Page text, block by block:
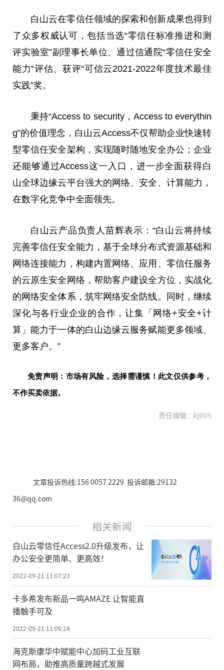
白山云在零信任领域的探索和创新成果也得到
了众多权威认可，包括当选“零信任标准推进和测
评实验室”副理事长单位、通过信通院“零信任安全
能力”评估、获评“可信云2021-2022年度技术最佳
实践”奖。
秉持“Access to security，Access to everythin
g”的价值理念，白山云Access不仅帮助企业快速转
型零信任安全架构，实现随时随地安全办公；企业
还能够通过Access这一入口，进一步全面获得白
山全球边缘云平台强大的网络、安全、计算能力，
在数字化竞争中全面领先。
白山云产品负责人苗辉表示：“白山云将持续
完善零信任安全能力，基于全球分布式资源基础和
网络连接能力，构建内置网络、应用、零信任服务
的云原生安全网络，帮助客户建设全方位，实战化
的网络安全体系，筑牢网络安全防线。同时，继续
深化与各行业企业的合作，让集「网络+安全+计
算」能力于一体的白山边缘云服务赋能更多领域、
更多客户。”
免责声明：市场有风险，选择需谨慎！此文仅供参考，
不作买卖依据。
责任编辑：kj005
文章投诉热线:156 0057 2229 投诉邮箱:29132
36@qq.com
相关新闻
白山云零信任Access2.0升级发布，让
办公安全更简单、更高效！
2022-09-21 11:07:23
卡多希发布新品一鸣AMAZE 让智能直
播触手可及
2022-09-21 11:06:24
海克斯康华中赋能中心加码工业互联
网布局，助推高质量跨越式发展